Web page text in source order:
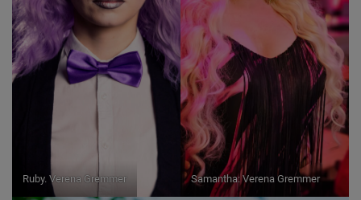
Ruby. Verena Gremmer Samantha: Verena Gremmer